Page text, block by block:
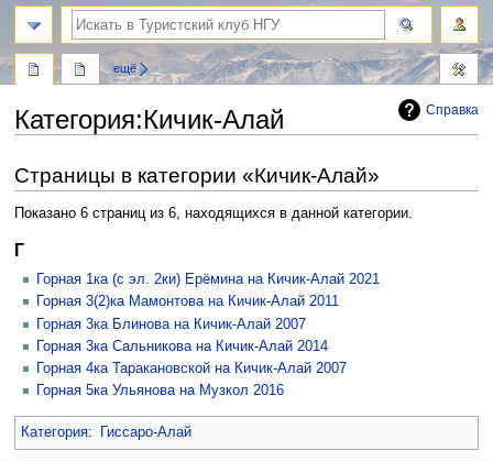
Справка
Категория:Кичик-Алай
к
навигации
к
поиску
Страницы в категории «Кичик-Алай»
Показано 6 страниц из 6, находящихся в данной категории.
Г
Горная 1ка (с эл. 2ки) Ерёмина на Кичик-Алай 2021
Горная 3(2)ка Мамонтова на Кичик-Алай 2011
Горная 3ка Блинова на Кичик-Алай 2007
Горная 3ка Сальникова на Кичик-Алай 2014
Горная 4ка Таракановской на Кичик-Алай 2007
Горная 5ка Ульянова на Музкол 2016
Категория: Гиссаро-Алай
ещё
поиск